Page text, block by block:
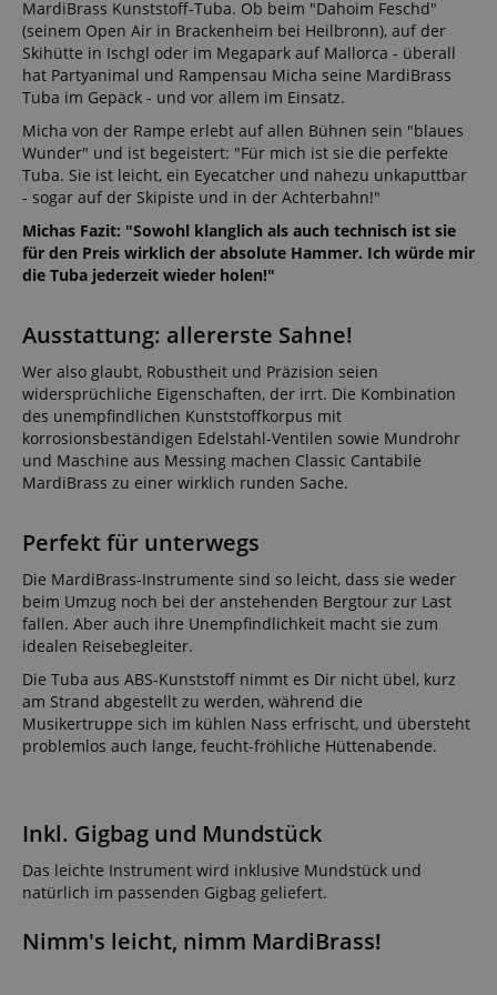
MardiBrass Kunststoff-Tuba. Ob beim "Dahoim Feschd"
(seinem Open Air in Brackenheim bei Heilbronn), auf der
Skihütte in Ischgl oder im Megapark auf Mallorca - überall
hat Partyanimal und Rampensau Micha seine MardiBrass
Tuba im Gepäck - und vor allem im Einsatz.
Micha von der Rampe erlebt auf allen Bühnen sein "blaues
Wunder" und ist begeistert: "Für mich ist sie die perfekte
Tuba. Sie ist leicht, ein Eyecatcher und nahezu unkaputtbar
- sogar auf der Skipiste und in der Achterbahn!"
Michas Fazit: "Sowohl klanglich als auch technisch ist sie
für den Preis wirklich der absolute Hammer. Ich würde mir
die Tuba jederzeit wieder holen!"
Ausstattung: allererste Sahne!
Wer also glaubt, Robustheit und Präzision seien
widersprüchliche Eigenschaften, der irrt. Die Kombination
des unempfindlichen Kunststoffkorpus mit
korrosionsbeständigen Edelstahl-Ventilen sowie Mundrohr
und Maschine aus Messing machen Classic Cantabile
MardiBrass zu einer wirklich runden Sache.
Perfekt für unterwegs
Die MardiBrass-Instrumente sind so leicht, dass sie weder
beim Umzug noch bei der anstehenden Bergtour zur Last
fallen. Aber auch ihre Unempfindlichkeit macht sie zum
idealen Reisebegleiter.
Die Tuba aus ABS-Kunststoff nimmt es Dir nicht übel, kurz
am Strand abgestellt zu werden, während die
Musikertruppe sich im kühlen Nass erfrischt, und übersteht
problemlos auch lange, feucht-fröhliche Hüttenabende.
Inkl. Gigbag und Mundstück
Das leichte Instrument wird inklusive Mundstück und
natürlich im passenden Gigbag geliefert.
Nimm's leicht, nimm MardiBrass!